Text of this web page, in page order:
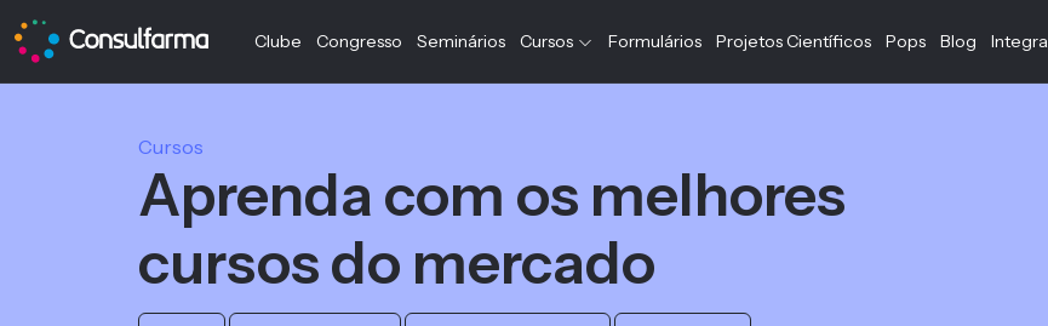
Clube Congresso Seminários Cursos Formulários Projetos Científicos Pops Blog Integra
Cursos
Aprenda com os melhores
cursos do mercado